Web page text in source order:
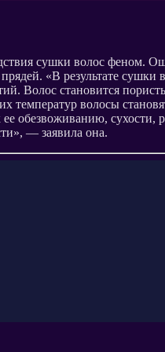
сушки волос феном.
«В результате
Волос становится
волосы
обезвоживанию,
— заявила она.